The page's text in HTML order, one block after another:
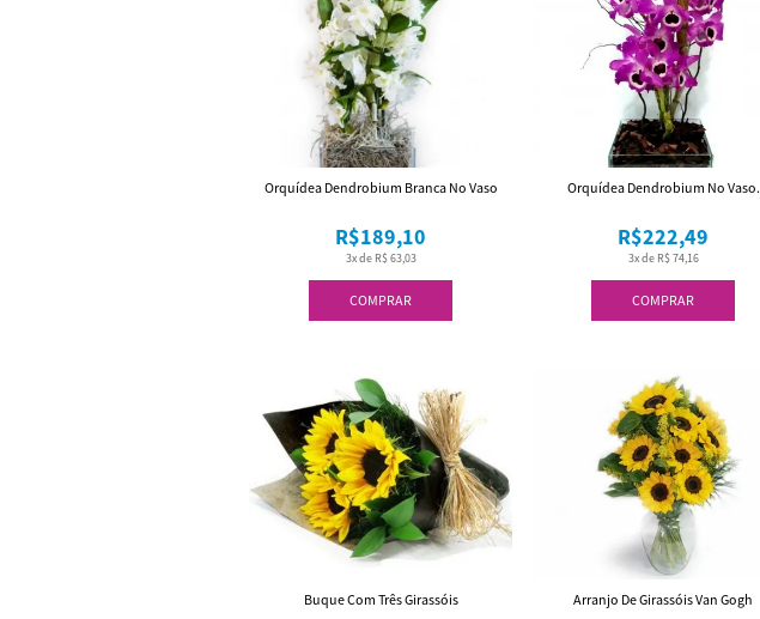
COMPRAR
3x de R$ 63,03
R$189,10
Orquídea Dendrobium Branca No Vaso
COMPRAR
3x de R$ 74,16
R$222,49
Orquídea Dendrobium No Vaso.
Buque Com Três Girassóis Arranjo De Girassóis Van Gogh